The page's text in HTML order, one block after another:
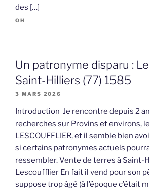
des […]
OH
Un patronyme disparu :
Saint-Hilliers (77) 1585
3 MARS 2026
Introduction Je rencontre depuis 2
recherches sur Provins et environs,
LESCOUFFLIER, et il semble bien
si certains patronymes actuels
ressembler. Vente de terres à Saint-
Lescoufflier En fait il vend pour son
suppose trop âgé (à l’époque c’était